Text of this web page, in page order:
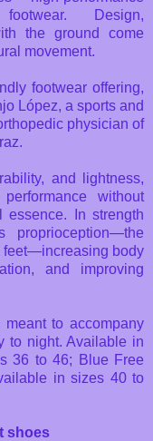
Design,
the ground come
movement.
footwear offering,
López, a sports and
physician of
and lightness,
without
essence. In strength
proprioception—the
feet—increasing body
and improving
to accompany
to night. Available in
36 to 46; Blue Free
in sizes 40 to
shoes